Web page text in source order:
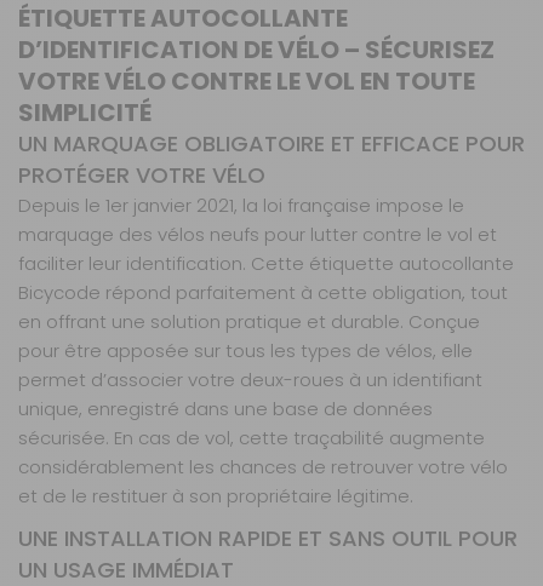
ÉTIQUETTE AUTOCOLLANTE
D’IDENTIFICATION DE VÉLO – SÉCURISEZ
VOTRE VÉLO CONTRE LE VOL EN TOUTE
SIMPLICITÉ
UN MARQUAGE OBLIGATOIRE ET EFFICACE POUR
PROTÉGER VOTRE VÉLO
Depuis le 1er janvier 2021, la loi française impose le
marquage des vélos neufs pour lutter contre le vol et
faciliter leur identification. Cette étiquette autocollante
Bicycode répond parfaitement à cette obligation, tout
en offrant une solution pratique et durable. Conçue
pour être apposée sur tous les types de vélos, elle
permet d’associer votre deux-roues à un identifiant
unique, enregistré dans une base de données
sécurisée. En cas de vol, cette traçabilité augmente
considérablement les chances de retrouver votre vélo
et de le restituer à son propriétaire légitime.
UNE INSTALLATION RAPIDE ET SANS OUTIL POUR
UN USAGE IMMÉDIAT